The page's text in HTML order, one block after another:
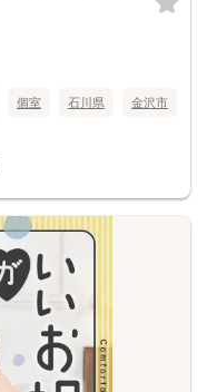
個室 石川県 金沢市